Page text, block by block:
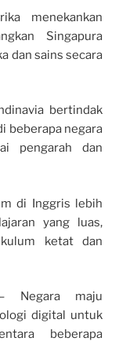
menekankan
Singapura
dan sains secara
bertindak
beberapa negara
pengarah dan
di Inggris lebih
yang luas,
ketat dan
maju
digital untuk
beberapa